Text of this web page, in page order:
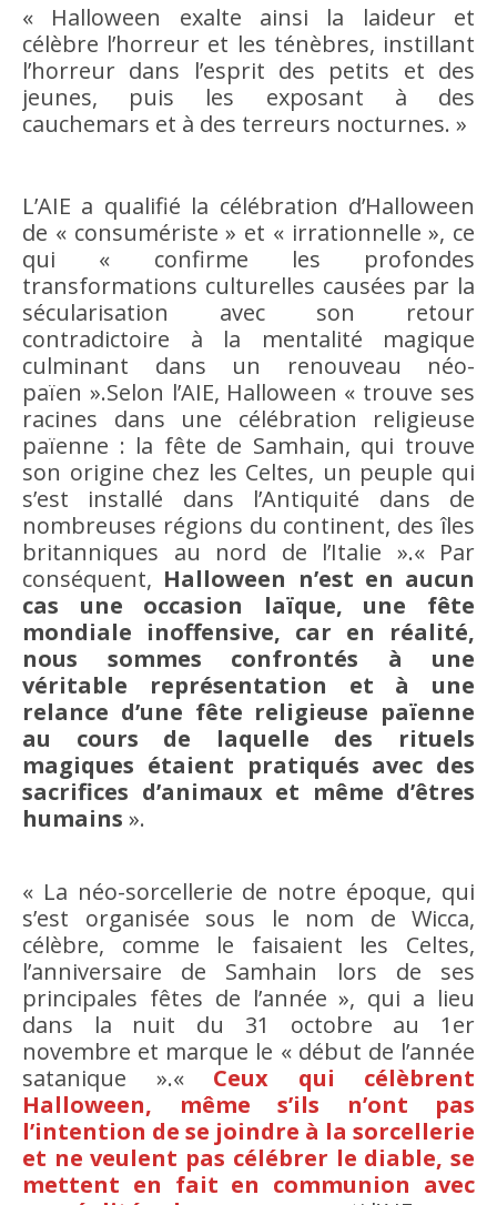
« Halloween exalte ainsi la laideur et
célèbre l’horreur et les ténèbres, instillant
l’horreur dans l’esprit des petits et des
jeunes, puis les exposant à des
cauchemars et à des terreurs nocturnes. »
L’AIE a qualifié la célébration d’Halloween
de « consumériste » et « irrationnelle », ce
qui « confirme les profondes
transformations culturelles causées par la
sécularisation avec son retour
contradictoire à la mentalité magique
culminant dans un renouveau néo-
païen ».Selon l’AIE, Halloween « trouve ses
racines dans une célébration religieuse
païenne : la fête de Samhain, qui trouve
son origine chez les Celtes, un peuple qui
s’est installé dans l’Antiquité dans de
nombreuses régions du continent, des îles
britanniques au nord de l’Italie ».« Par
conséquent, Halloween n’est en aucun
cas une occasion laïque, une fête
mondiale inoffensive, car en réalité,
nous sommes confrontés à une
véritable représentation et à une
relance d’une fête religieuse païenne
au cours de laquelle des rituels
magiques étaient pratiqués avec des
sacrifices d’animaux et même d’êtres
humains ».
« La néo-sorcellerie de notre époque, qui
s’est organisée sous le nom de Wicca,
célèbre, comme le faisaient les Celtes,
l’anniversaire de Samhain lors de ses
principales fêtes de l’année », qui a lieu
dans la nuit du 31 octobre au 1er
novembre et marque le « début de l’année
satanique ».« Ceux qui célèbrent
Halloween, même s’ils n’ont pas
l’intention de se joindre à la sorcellerie
et ne veulent pas célébrer le diable, se
mettent en fait en communion avec